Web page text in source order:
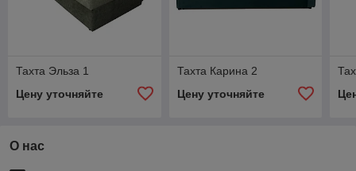
Тахта Эльза 1
Цену уточняйте
Тахта Карина 2
Цену уточняйте
О нас